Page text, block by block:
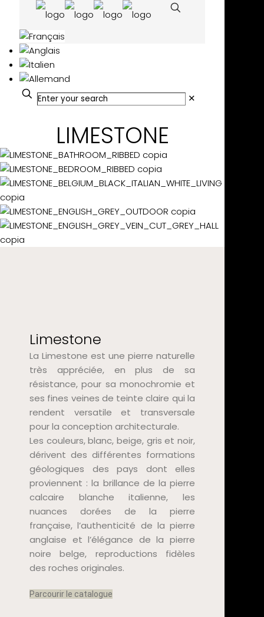
✕
LIMESTONE
Limestone
La Limestone est une pierre naturelle
très appréciée, en plus de sa
résistance, pour sa monochromie et
ses fines veines de teinte claire qui la
rendent versatile et transversale
pour la conception architecturale.
Les couleurs, blanc, beige, gris et noir,
dérivent des différentes formations
géologiques des pays dont elles
proviennent : la brillance de la pierre
calcaire blanche italienne, les
nuances dorées de la pierre
française, l’authenticité de la pierre
anglaise et l’élégance de la pierre
noire belge, reproductions fidèles
des roches originales.
Parcourir le catalogue